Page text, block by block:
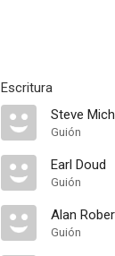
Escritura
Steve
Guión
Earl Doud
Guión
Alan
Guión